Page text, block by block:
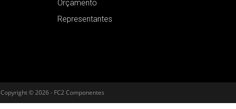
Orçamento
Representantes
Copyright © 2026 - FC2 Componentes